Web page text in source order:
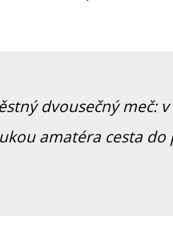
dvousečný meč:
amatéra cesta do